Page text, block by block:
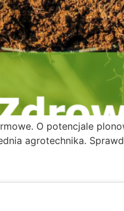
O potencjale
agrotechnika.